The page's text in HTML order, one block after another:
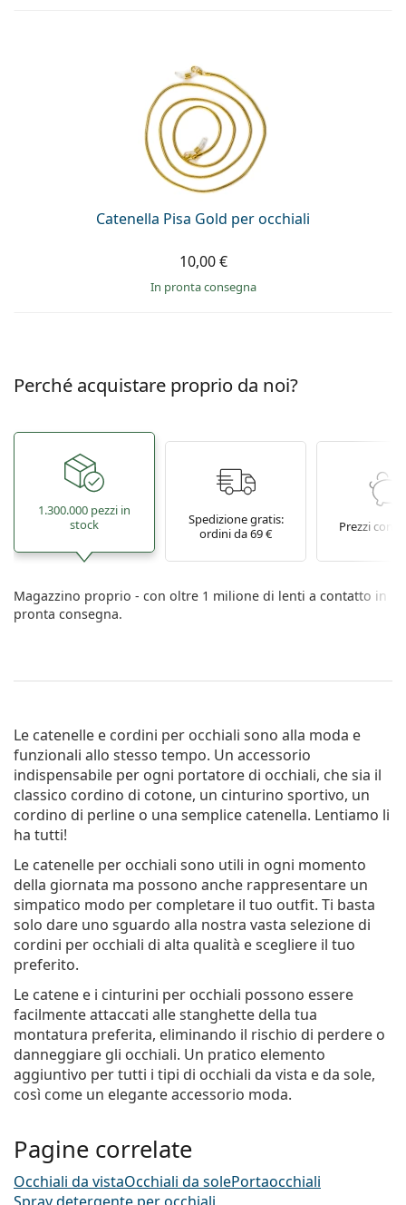
Catenella Pisa Gold per occhiali
10,00 €
in pronta consegna
Perché acquistare proprio da noi?
1.300.000 pezzi in
stock
Spedizione gratis:
ordini da 69 €
Prezzi
Magazzino proprio - con oltre 1 milione di lenti a contatto in
pronta consegna.
Le catenelle e cordini per occhiali sono alla moda e
funzionali allo stesso tempo. Un accessorio
indispensabile per ogni portatore di occhiali, che sia il
classico cordino di cotone, un cinturino sportivo, un
cordino di perline o una semplice catenella. Lentiamo li
ha tutti!
Le catenelle per occhiali sono utili in ogni momento
della giornata ma possono anche rappresentare un
simpatico modo per completare il tuo outfit. Ti basta
solo dare uno sguardo alla nostra vasta selezione di
cordini per occhiali di alta qualità e scegliere il tuo
preferito.
Le catene e i cinturini per occhiali possono essere
facilmente attaccati alle stanghette della tua
montatura preferita, eliminando il rischio di perdere o
danneggiare gli occhiali. Un pratico elemento
aggiuntivo per tutti i tipi di occhiali da vista e da sole,
così come un elegante accessorio moda.
Pagine correlate
Occhiali da vistaOcchiali da solePortaocchiali
Spray detergente per occhiali